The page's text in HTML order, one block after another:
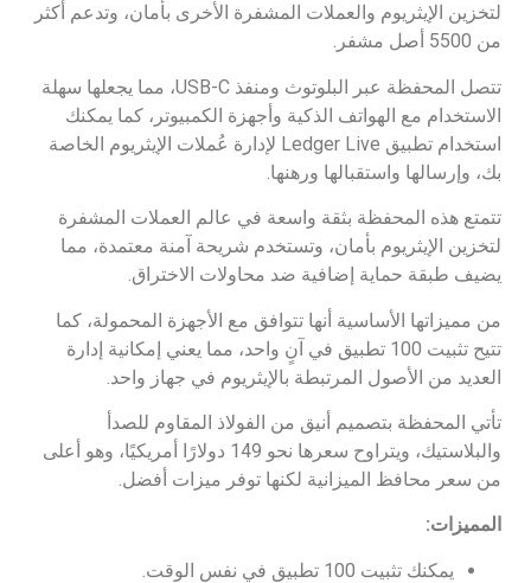
لتخزين الإيثريوم والعملات المشفرة الأخرى بأمان، وتدعم أكثر
من 5500 أصل مشفر.
تتصل المحفظة عبر البلوتوث ومنفذ USB-C، مما يجعلها سهلة
الاستخدام مع الهواتف الذكية وأجهزة الكمبيوتر، كما يمكنك
استخدام تطبيق Ledger Live لإدارة عُملات الإيثريوم الخاصة
بك، وإرسالها واستقبالها ورهنها.
تتمتع هذه المحفظة بثقة واسعة في عالم العملات المشفرة
لتخزين الإيثريوم بأمان، وتستخدم شريحة آمنة معتمدة، مما
يضيف طبقة حماية إضافية ضد محاولات الاختراق.
من مميزاتها الأساسية أنها تتوافق مع الأجهزة المحمولة، كما
تتيح تثبيت 100 تطبيق في آنٍ واحد، مما يعني إمكانية إدارة
العديد من الأصول المرتبطة بالإيثريوم في جهاز واحد.
تأتي المحفظة بتصميم أنيق من الفولاذ المقاوم للصدأ
والبلاستيك، ويتراوح سعرها نحو 149 دولارًا أمريكيًا، وهو أعلى
من سعر محافظ الميزانية لكنها توفر ميزات أفضل.
المميزات:
يمكنك تثبيت 100 تطبيق في نفس الوقت.